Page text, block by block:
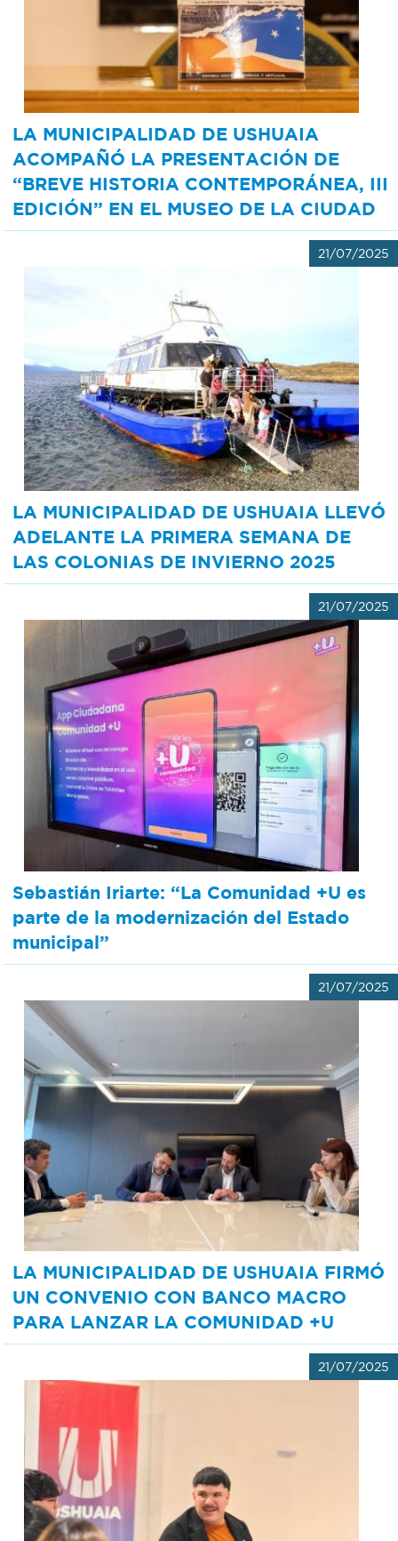
Bromatología
Rentas
Municipal
Mi
bondi
Recorrido
colectivos
Recarga
SUBE
municipal
LA MUNICIPALIDAD DE USHUAIA
ACOMPAÑÓ LA PRESENTACIÓN DE
“BREVE HISTORIA CONTEMPORÁNEA, III
EDICIÓN” EN EL MUSEO DE LA CIUDAD
21/07/2025
LA MUNICIPALIDAD DE USHUAIA LLEVÓ
ADELANTE LA PRIMERA SEMANA DE
LAS COLONIAS DE INVIERNO 2025
21/07/2025
Sebastián Iriarte: “La Comunidad +U es
parte de la modernización del Estado
municipal”
21/07/2025
LA MUNICIPALIDAD DE USHUAIA FIRMÓ
UN CONVENIO CON BANCO MACRO
PARA LANZAR LA COMUNIDAD +U
21/07/2025